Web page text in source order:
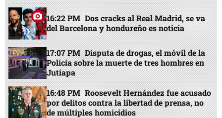
16:22 PM Dos cracks al Real Madrid, se va
del Barcelona y hondureño es noticia
17:07 PM Disputa de drogas, el móvil de la
Policía sobre la muerte de tres hombres en
Jutiapa
16:48 PM Roosevelt Hernández fue acusado
por delitos contra la libertad de prensa, no
de múltiples homicidios